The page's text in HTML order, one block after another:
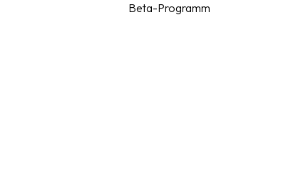
Beta-Programm